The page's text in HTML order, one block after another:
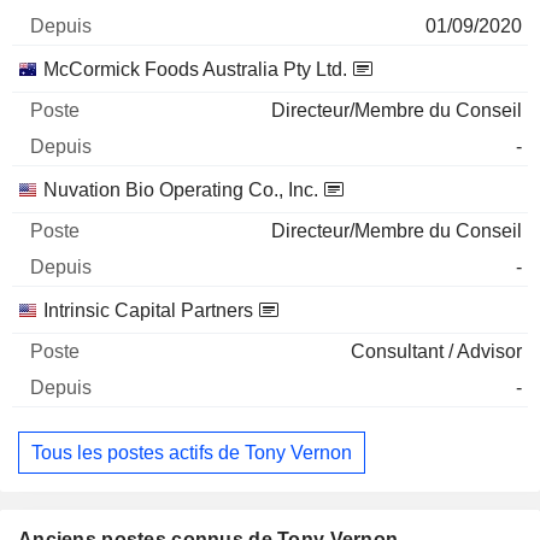
01/09/2020
McCormick Foods Australia Pty Ltd.
Directeur/Membre du Conseil
-
Nuvation Bio Operating Co., Inc.
Directeur/Membre du Conseil
-
Intrinsic Capital Partners
Consultant / Advisor
-
Tous les postes actifs de Tony Vernon